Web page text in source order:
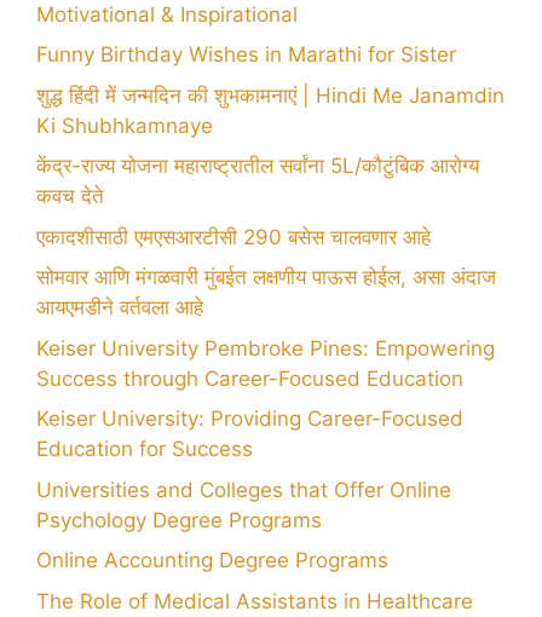
Motivational & Inspirational
Funny Birthday Wishes in Marathi for Sister
शुद्ध हिंदी में जन्मदिन की शुभकामनाएं | Hindi Me Janamdin
Ki Shubhkamnaye
केंद्र-राज्य योजना महाराष्ट्रातील सर्वांना 5L/कौटुंबिक आरोग्य
कवच देते
एकादशीसाठी एमएसआरटीसी 290 बसेस चालवणार आहे
सोमवार आणि मंगळवारी मुंबईत लक्षणीय पाऊस होईल, असा अंदाज
आयएमडीने वर्तवला आहे
Keiser University Pembroke Pines: Empowering
Success through Career-Focused Education
Keiser University: Providing Career-Focused
Education for Success
Universities and Colleges that Offer Online
Psychology Degree Programs
Online Accounting Degree Programs
The Role of Medical Assistants in Healthcare